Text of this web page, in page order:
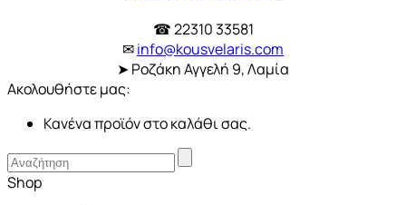
☎ 22310 33581
✉info@kousvelaris.com
➤ Ροζάκη Αγγελή 9, Λαμία
Ακολουθήστε μας:
Κανένα προϊόν στο καλάθι σας.
Shop